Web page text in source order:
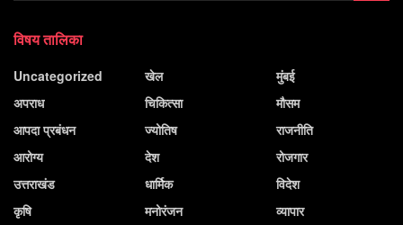
विषय तालिका
Uncategorized
अपराध
आपदा प्रबंधन
आरोग्य
उत्तराखंड
कृषि
खेल
चिकित्सा
ज्योतिष
देश
धार्मिक
मनोरंजन
मुंबई
मौसम
राजनीति
रोजगार
विदेश
व्यापार